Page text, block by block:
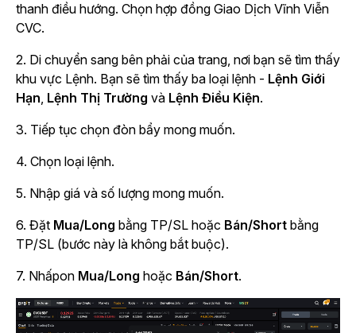
thanh điều hướng. Chọn hợp đồng Giao Dịch Vĩnh Viễn
CVC.
2. Di chuyển sang bên phải của trang, nơi bạn sẽ tìm thấy
khu vực Lệnh. Bạn sẽ tìm thấy ba loại lệnh - Lệnh Giới
Hạn, Lệnh Thị Trường và Lệnh Điều Kiện.
3. Tiếp tục chọn đòn bẩy mong muốn.
4. Chọn loại lệnh.
5. Nhập giá và số lượng mong muốn.
6. Đặt Mua/Long bằng TP/SL hoặc Bán/Short bằng
TP/SL (bước này là không bắt buộc).
7. Nhấpon Mua/Long hoặc Bán/Short.